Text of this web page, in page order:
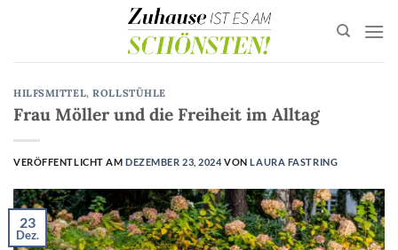
HILFSMITTEL,ROLLSTÜHLE
Frau Möller und die Freiheit im Alltag
VERÖFFENTLICHT AMDEZEMBER 23, 2024VONLAURA FASTRING
23
Dez.